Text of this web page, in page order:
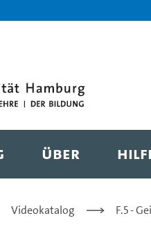
Über
Videokatalog F.5 -